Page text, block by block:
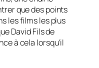
que des points
les films les plus
David Fils de
à cela lorsqu’il